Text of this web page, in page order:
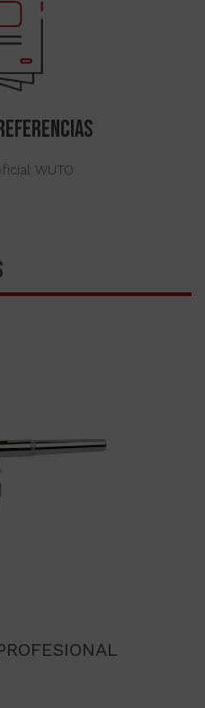
WUTO